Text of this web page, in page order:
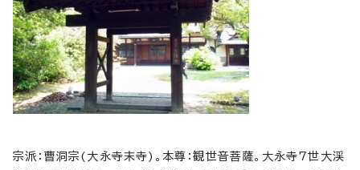
宗派：曹洞宗(大永寺末寺)。本尊：観世音菩薩。大永寺7世大渓